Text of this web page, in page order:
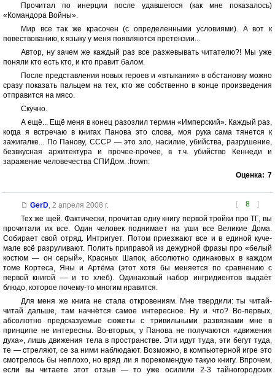
Прочитал по инерции после удавшегося (как мне показалось)
«Командора Войны».
Мир все так же красочен (с определенными условиями). А вот к
повествованию, к языку у меня появляются претензии...
Автор, ну зачем же каждый раз все разжевывать читателю?! Мы уже
поняли кто есть кто, и кто правит балом.
После представления новых героев и «втыкания» в обстановку можно
сразу показать пальцем на тех, кто же собственно в конце произведения
отправится на мясо.
Скучно.
А ещё... Ещё меня в конец разозлил термин «Имперский». Каждый раз,
когда я встречаю в книгах Панова это слова, моя рука сама тянется к
зажигалке... По Панову, СССР — это зло, насилие, убийства, разрушение,
безвкусная архитектура и прочее-прочее, в т.ч. убийство Кеннеди и
заражение человечества СПИДом. :frown:
Оценка: 7
[ 8 ]
GerD, 2 апреля 2008 г.
Тех же щей. Фактически, прочитав одну книгу первой тройки про ТГ, вы
прочитали их все. Один человек поднимает на уши все Великие Дома.
Собирает свой отряд. Интригует. Потом приезжают все и в единой куче-
мале всё разруливают. Полить приправой из дежурной фразы про «белый
костюм — он серый», Красных Шапок, абсолютно одинаковых в каждом
томе Кортеса, Яны и Артёма (этот хотя бы меняется по сравнению с
первой книгой — и то хлеб). Одинаковый набор ингридиентов выдаёт
блюдо, которое почему-то многим нравится.
Для меня же книга не стала откровениям. Мне твердили: ты читай-
читай дальше, там начнётся самое интересное. Ну и что? Во-первых,
абсолютно предсказуемые сюжеты с тривильными развязками мне в
принципе не интересны. Во-вторых, у Панова не получаются «движения
духа», лишь движения тела в пространстве. Эти идут туда, эти бегут туда,
те — стреляют, се за ними наблюдают. Возможно, в компьютерной игре это
смотрелось бы неплохо, но вряд ли я порекомендую такую книгу. Впрочем,
если вы читаете этот отзыв — то уже осилили 2-3 тайногородских